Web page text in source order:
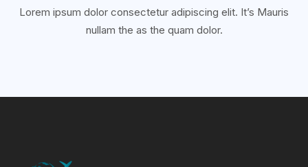
Lorem ipsum dolor consectetur adipiscing elit. It’s Mauris
nullam the as the quam dolor.